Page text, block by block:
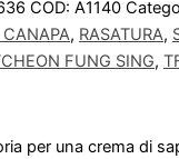
COD: A1140
CANAPA, RASATURA,
FUNG SING,
per una crema di